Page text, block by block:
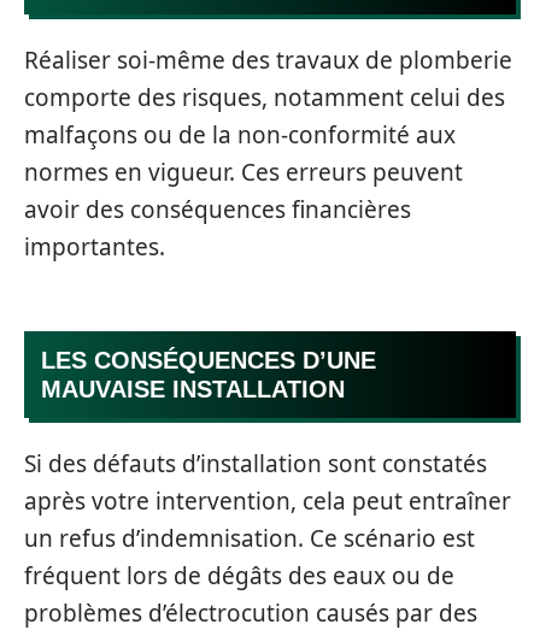
Réaliser soi-même des travaux de plomberie
comporte des risques, notamment celui des
malfaçons ou de la non-conformité aux
normes en vigueur. Ces erreurs peuvent
avoir des conséquences financières
importantes.
LES CONSÉQUENCES D’UNE
MAUVAISE INSTALLATION
Si des défauts d’installation sont constatés
après votre intervention, cela peut entraîner
un refus d’indemnisation. Ce scénario est
fréquent lors de dégâts des eaux ou de
problèmes d’électrocution causés par des